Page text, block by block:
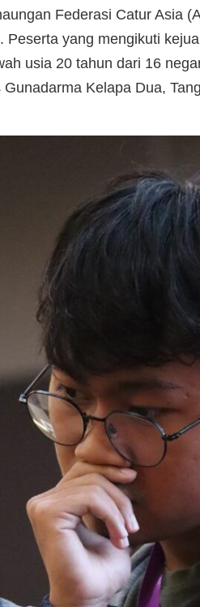
Federasi Catur Asia
Peserta yang mengikuti
usia 20 tahun dari 16
Kelapa Dua,